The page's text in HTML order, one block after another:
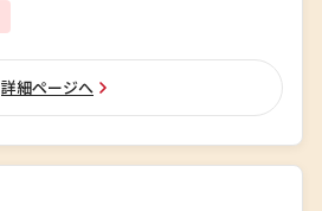
詳細ページへ